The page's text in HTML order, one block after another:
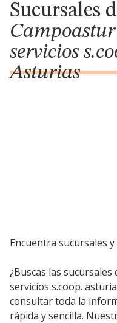
Sucursales
servicios
Asturias
Encuentra sucursales
¿Buscas las
servicios s.coop.
consultar toda la
rápida y sencilla.